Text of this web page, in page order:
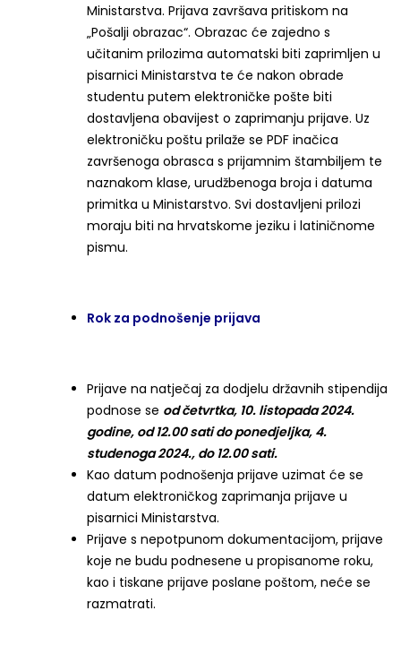
Ministarstva. Prijava završava pritiskom na
„Pošalji obrazac“. Obrazac će zajedno s
učitanim prilozima automatski biti zaprimljen u
pisarnici Ministarstva te će nakon obrade
studentu putem elektroničke pošte biti
dostavljena obavijest o zaprimanju prijave. Uz
elektroničku poštu prilaže se PDF inačica
završenoga obrasca s prijamnim štambiljem te
naznakom klase, urudžbenoga broja i datuma
primitka u Ministarstvo. Svi dostavljeni prilozi
moraju biti na hrvatskome jeziku i latiničnome
pismu.
Rok za podnošenje prijava
Prijave na natječaj za dodjelu državnih stipendija
podnose se od četvrtka, 10. listopada 2024.
godine, od 12.00 sati do ponedjeljka, 4.
studenoga 2024., do 12.00 sati.
Kao datum podnošenja prijave uzimat će se
datum elektroničkog zaprimanja prijave u
pisarnici Ministarstva.
Prijave s nepotpunom dokumentacijom, prijave
koje ne budu podnesene u propisanome roku,
kao i tiskane prijave poslane poštom, neće se
razmatrati.